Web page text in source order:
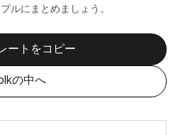
ルにまとめましょう。
ートをコピー
の中へ